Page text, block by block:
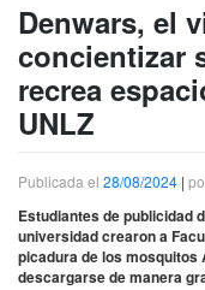
contenido
Denwars, el
concientizar
recrea
UNLZ
Publicada el 28/08/2024 |
Estudiantes de publicidad
universidad crearon a
picadura de los mosquitos
descargarse de manera